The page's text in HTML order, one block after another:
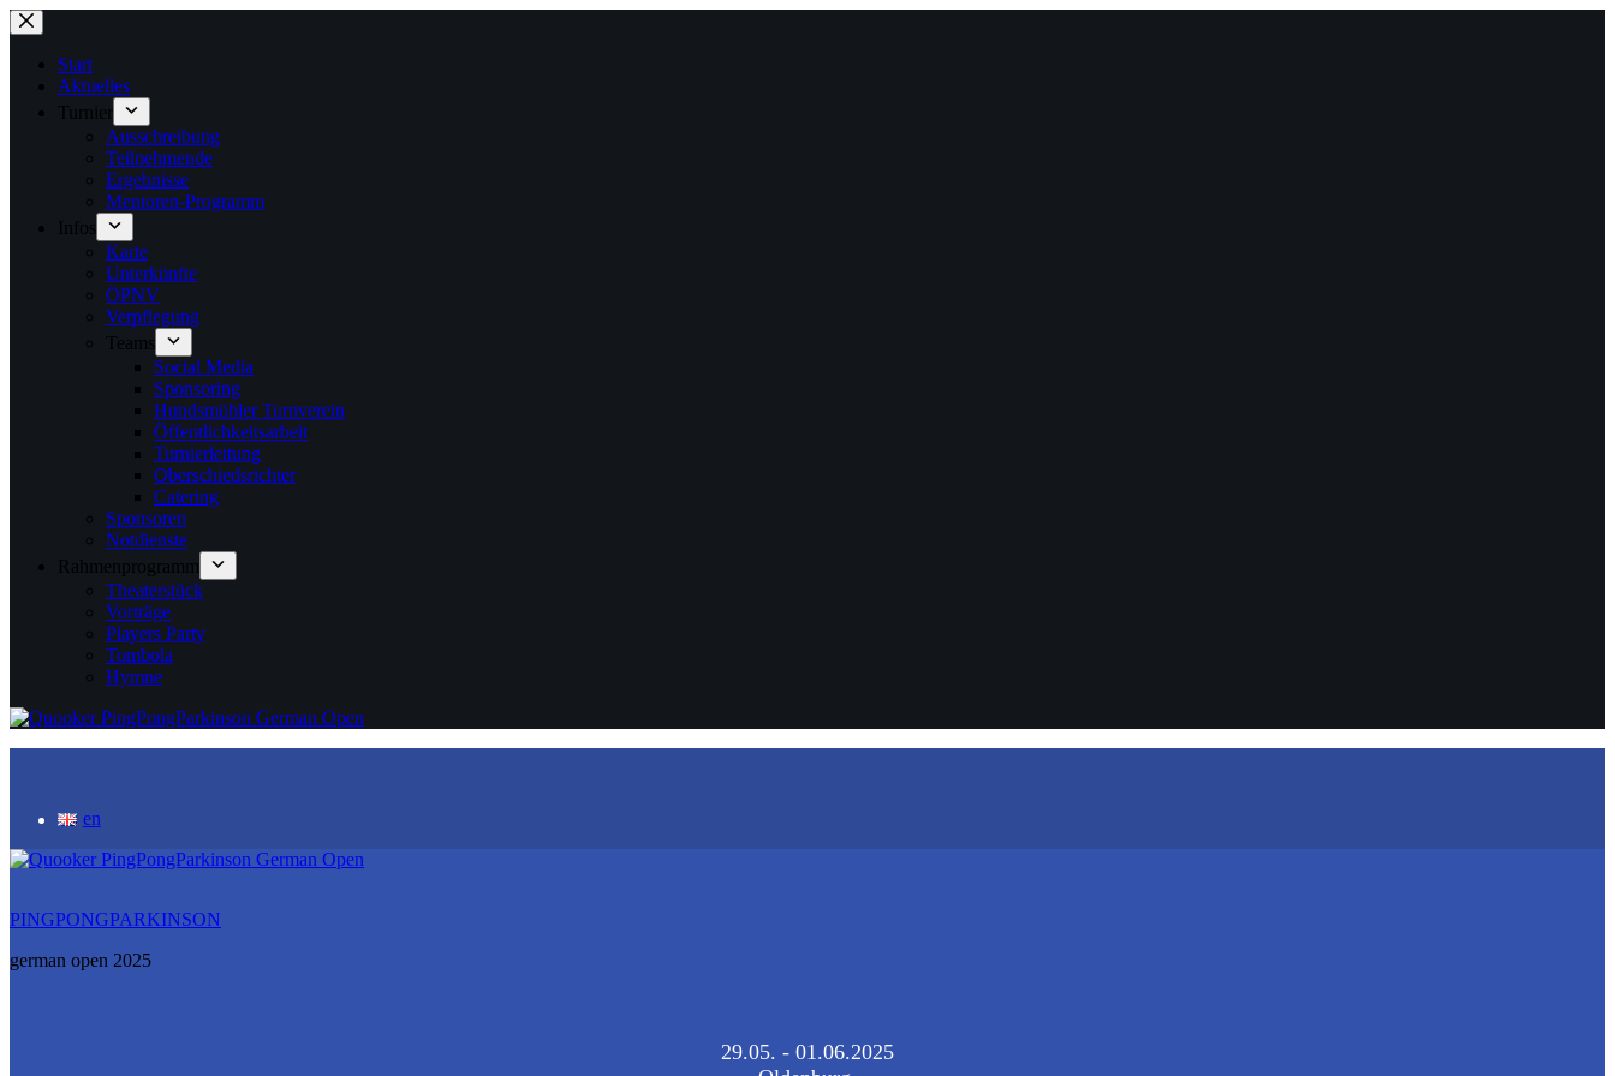
Zum
Inhalt
springenStart
Aktuelles
Turnier
Ausschreibung
Teilnehmende
Ergebnisse
Mentoren-Programm
Infos
Karte
Unterkünfte
ÖPNV
Verpflegung
Teams
Social Media
Sponsoring
Hundsmühler Turnverein
Öffentlichkeitsarbeit
Turnierleitung
Oberschiedsrichter
Catering
Sponsoren
Notdienste
Rahmenprogramm
Theaterstück
Vorträge
Players Party
Tombola
Hymne
en
PINGPONGPARKINSON
german open 2025
29.05. - 01.06.2025